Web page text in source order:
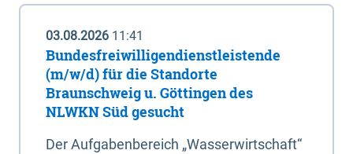
03.08.2026 11:41
Bundesfreiwilligendienstleistende
(m/w/d) für die Standorte
Braunschweig u. Göttingen des
NLWKN Süd gesucht
Der Aufgabenbereich „Wasserwirtschaft“